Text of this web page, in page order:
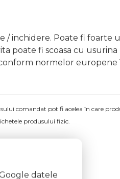
inchidere. Poate fi foarte
poate fi scoasa cu
normelor europene
comandat pot fi acelea în care
produsului fizic.
datele